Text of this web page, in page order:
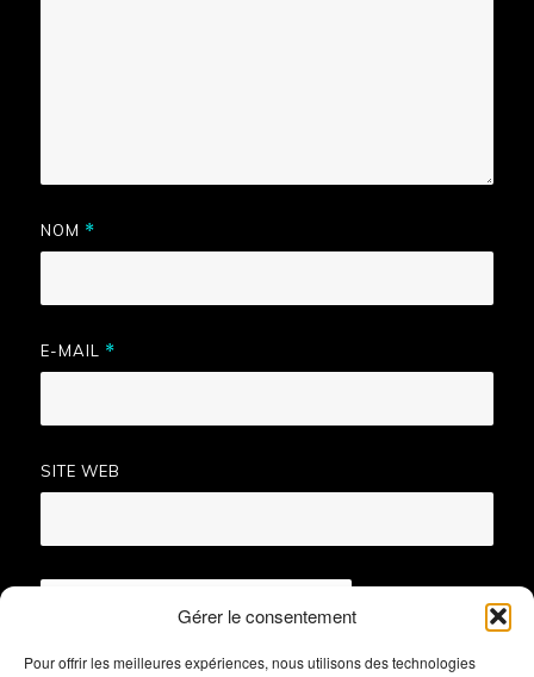
Gérer le consentement
Pour offrir les meilleures expériences, nous utilisons des technologies
NOM *
E-MAIL *
SITE WEB